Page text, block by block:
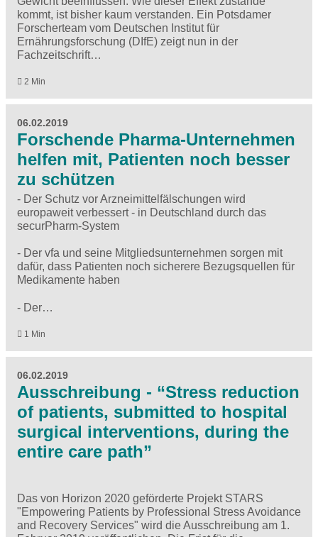
kommt, ist bisher kaum verstanden. Ein Potsdamer
Forscherteam vom Deutschen Institut für
Ernährungsforschung (DIfE) zeigt nun in der
Fachzeitschrift…
2 Min
06.02.2019
Forschende Pharma-Unternehmen
helfen mit, Patienten noch besser
zu schützen
- Der Schutz vor Arzneimittelfälschungen wird
europaweit verbessert - in Deutschland durch das
securPharm-System
- Der vfa und seine Mitgliedsunternehmen sorgen mit
dafür, dass Patienten noch sicherere Bezugsquellen für
Medikamente haben
- Der…
1 Min
06.02.2019
Ausschreibung - “Stress reduction
of patients, submitted to hospital
surgical interventions, during the
entire care path”
Das von Horizon 2020 geförderte Projekt STARS
"Empowering Patients by Professional Stress Avoidance
and Recovery Services" wird die Ausschreibung am 1.